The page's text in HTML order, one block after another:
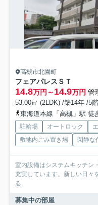
高槻市北園町
フェアパレスＳＴ
14.8万円～14.9万円 管
53.00㎡ (2LDK) /築14年 /5
東海道本線「高槻」駅 徒
駐輪場 オートロック
敷地内ごみ置き場
閑静な
室内設備はシステムキッチン
充実しています。新しい日々
る
募集中の部屋